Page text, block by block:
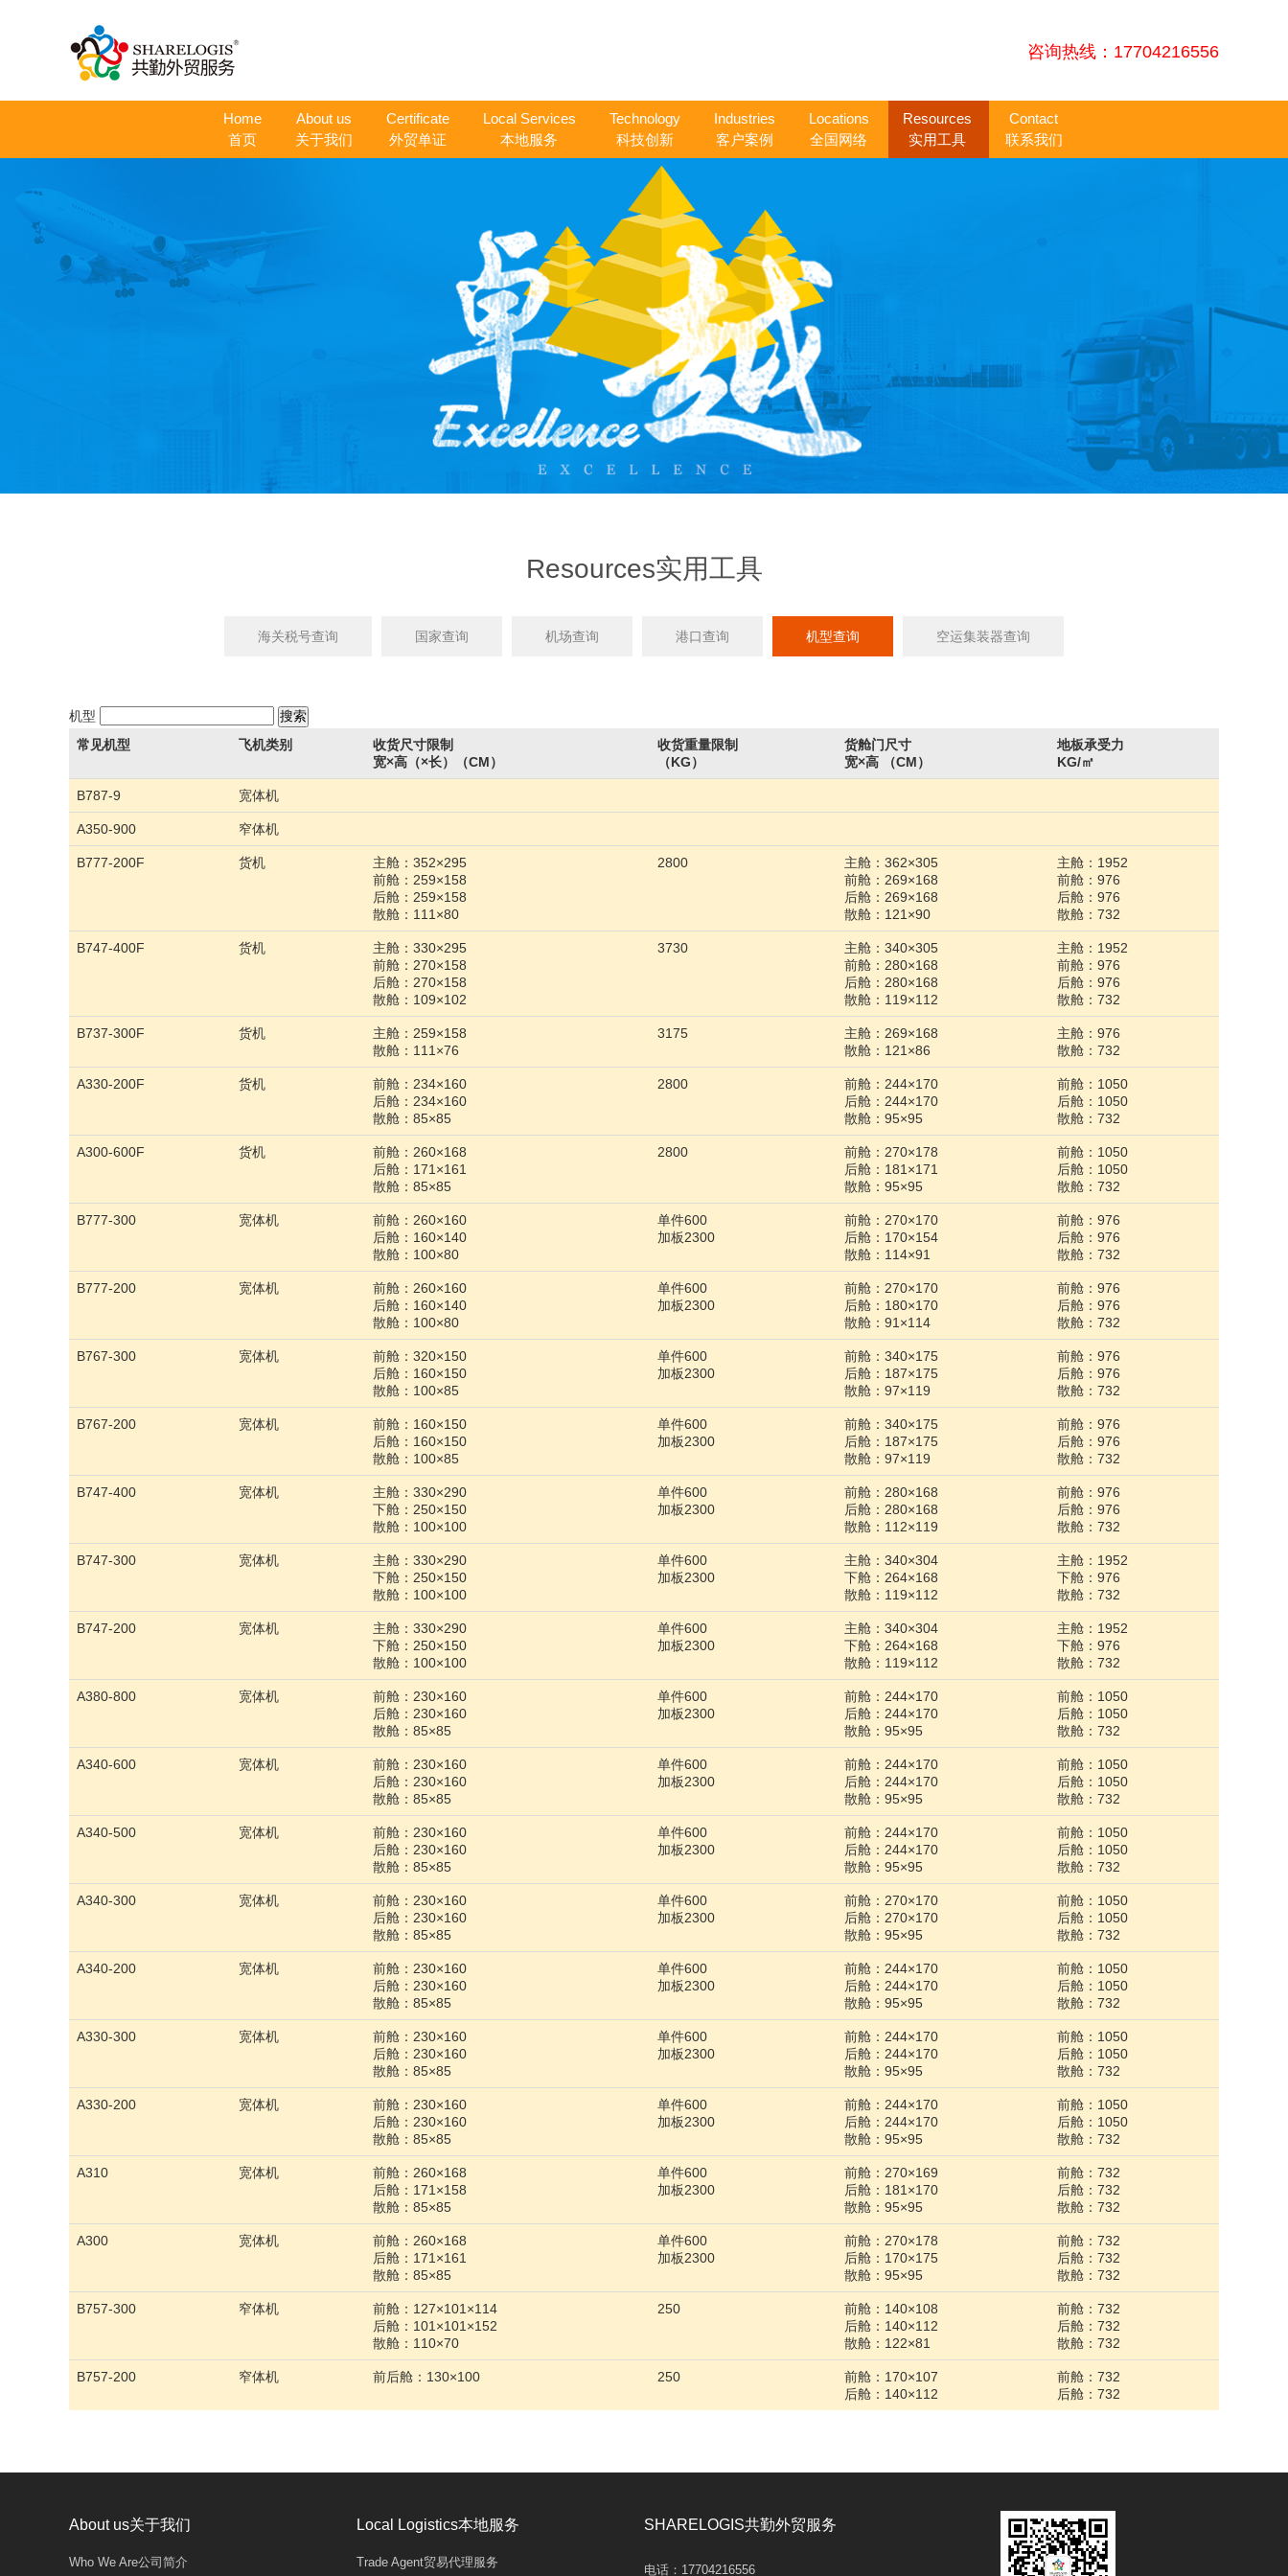
咨询热线：17704216556
Home
首页
About us
关于我们
Certificate
外贸单证
Local Services
本地服务
Technology
科技创新
Industries
客户案例
Locations
全国网络
Resources
实用工具
Contact
联系我们
Resources实用工具
海关税号查询 国家查询 机场查询 港口查询 机型查询 空运集装器查询
机型
常见机型
飞机类别
收货尺寸限制
宽×高（×长）（CM）
收货重量限制
（KG）
货舱门尺寸
宽×高 （CM）
地板承受力
KG/㎡
B787-9 宽体机
A350-900 窄体机
B777-200F 货机
主舱：352×295
前舱：259×158
后舱：259×158
散舱：111×80
2800
主舱：362×305
前舱：269×168
后舱：269×168
散舱：121×90
主舱：1952
前舱：976
后舱：976
散舱：732
B747-400F 货机
主舱：330×295
前舱：270×158
后舱：270×158
散舱：109×102
3730
主舱：340×305
前舱：280×168
后舱：280×168
散舱：119×112
主舱：1952
前舱：976
后舱：976
散舱：732
B737-300F 货机
主舱：259×158
散舱：111×76
3175
主舱：269×168
散舱：121×86
主舱：976
散舱：732
A330-200F 货机
前舱：234×160
后舱：234×160
散舱：85×85
2800
前舱：244×170
后舱：244×170
散舱：95×95
前舱：1050
后舱：1050
散舱：732
A300-600F 货机
前舱：260×168
后舱：171×161
散舱：85×85
2800
前舱：270×178
后舱：181×171
散舱：95×95
前舱：1050
后舱：1050
散舱：732
B777-300 宽体机
前舱：260×160
后舱：160×140
散舱：100×80
单件600
加板2300
前舱：270×170
后舱：170×154
散舱：114×91
前舱：976
后舱：976
散舱：732
B777-200 宽体机
前舱：260×160
后舱：160×140
散舱：100×80
单件600
加板2300
前舱：270×170
后舱：180×170
散舱：91×114
前舱：976
后舱：976
散舱：732
B767-300 宽体机
前舱：320×150
后舱：160×150
散舱：100×85
单件600
加板2300
前舱：340×175
后舱：187×175
散舱：97×119
前舱：976
后舱：976
散舱：732
B767-200 宽体机
前舱：160×150
后舱：160×150
散舱：100×85
单件600
加板2300
前舱：340×175
后舱：187×175
散舱：97×119
前舱：976
后舱：976
散舱：732
B747-400 宽体机
主舱：330×290
下舱：250×150
散舱：100×100
单件600
加板2300
前舱：280×168
后舱：280×168
散舱：112×119
前舱：976
后舱：976
散舱：732
B747-300 宽体机
主舱：330×290
下舱：250×150
散舱：100×100
单件600
加板2300
主舱：340×304
下舱：264×168
散舱：119×112
主舱：1952
下舱：976
散舱：732
B747-200 宽体机
主舱：330×290
下舱：250×150
散舱：100×100
单件600
加板2300
主舱：340×304
下舱：264×168
散舱：119×112
主舱：1952
下舱：976
散舱：732
A380-800 宽体机
前舱：230×160
后舱：230×160
散舱：85×85
单件600
加板2300
前舱：244×170
后舱：244×170
散舱：95×95
前舱：1050
后舱：1050
散舱：732
A340-600 宽体机
前舱：230×160
后舱：230×160
散舱：85×85
单件600
加板2300
前舱：244×170
后舱：244×170
散舱：95×95
前舱：1050
后舱：1050
散舱：732
A340-500 宽体机
前舱：230×160
后舱：230×160
散舱：85×85
单件600
加板2300
前舱：244×170
后舱：244×170
散舱：95×95
前舱：1050
后舱：1050
散舱：732
A340-300 宽体机
前舱：230×160
后舱：230×160
散舱：85×85
单件600
加板2300
前舱：270×170
后舱：270×170
散舱：95×95
前舱：1050
后舱：1050
散舱：732
A340-200 宽体机
前舱：230×160
后舱：230×160
散舱：85×85
单件600
加板2300
前舱：244×170
后舱：244×170
散舱：95×95
前舱：1050
后舱：1050
散舱：732
A330-300 宽体机
前舱：230×160
后舱：230×160
散舱：85×85
单件600
加板2300
前舱：244×170
后舱：244×170
散舱：95×95
前舱：1050
后舱：1050
散舱：732
A330-200 宽体机
前舱：230×160
后舱：230×160
散舱：85×85
单件600
加板2300
前舱：244×170
后舱：244×170
散舱：95×95
前舱：1050
后舱：1050
散舱：732
A310 宽体机
前舱：260×168
后舱：171×158
散舱：85×85
单件600
加板2300
前舱：270×169
后舱：181×170
散舱：95×95
前舱：732
后舱：732
散舱：732
A300 宽体机
前舱：260×168
后舱：171×161
散舱：85×85
单件600
加板2300
前舱：270×178
后舱：170×175
散舱：95×95
前舱：732
后舱：732
散舱：732
B757-300 窄体机
前舱：127×101×114
后舱：101×101×152
散舱：110×70
250
前舱：140×108
后舱：140×112
散舱：122×81
前舱：732
后舱：732
散舱：732
B757-200 窄体机 前后舱：130×100 250
前舱：170×107
后舱：140×112
前舱：732
后舱：732
About us关于我们
Who We Are公司简介
Local Logistics本地服务
Trade Agent贸易代理服务
SHARELOGIS共勤外贸服务
电话： 17704216556